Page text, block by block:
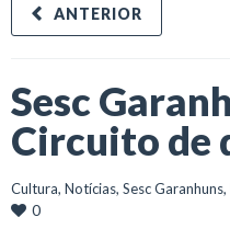
ANTERIOR
Sesc
Circuito de
Cultura, Notícias, Sesc Garanhuns,
0